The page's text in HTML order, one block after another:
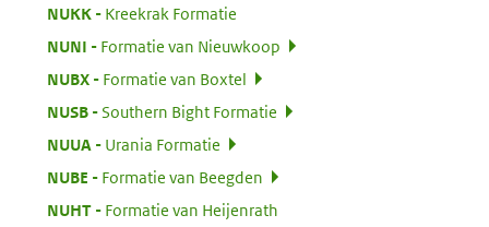
NUKK:
Kreekrak Formatie
NUNI
Formatie van Nieuwkoop
NUBX:
Formatie van Boxtel
NUSB:
Southern Bight Formatie
NUUA
Urania Formatie
NUBE
Formatie van Beegden
NUHT:
Formatie van Heijenrath